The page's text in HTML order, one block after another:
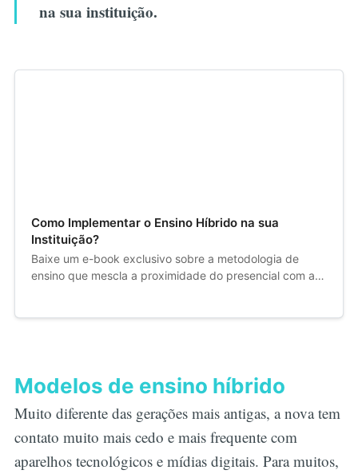
na sua instituição.
Como Implementar o Ensino Híbrido na sua
Instituição?
Baixe um e-book exclusivo sobre a metodologia de
ensino que mescla a proximidade do presencial com a
Modelos de ensino híbrido
Muito diferente das gerações mais antigas, a nova tem
contato muito mais cedo e mais frequente com
aparelhos tecnológicos e mídias digitais. Para muitos,